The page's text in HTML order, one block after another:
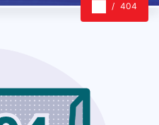
404